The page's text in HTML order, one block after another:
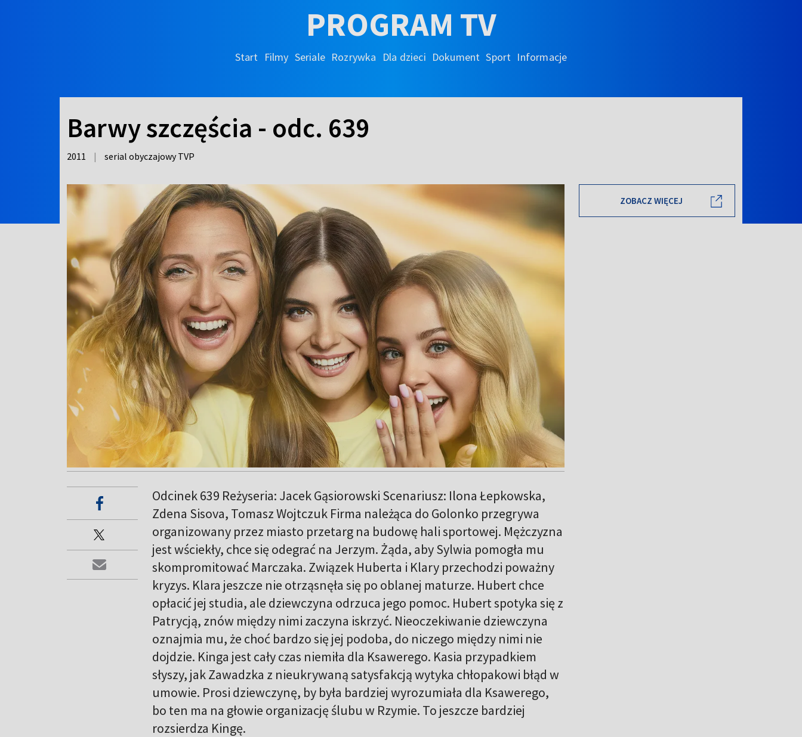
PROGRAM TV
Start Filmy Seriale Rozrywka Dla dzieci Dokument Sport Informacje
Barwy szczęścia - odc. 639
2011 | serial obyczajowy TVP
Odcinek 639 Reżyseria: Jacek Gąsiorowski Scenariusz: Ilona Łepkowska,
Zdena Sisova, Tomasz Wojtczuk Firma należąca do Golonko przegrywa
organizowany przez miasto przetarg na budowę hali sportowej. Mężczyzna
jest wściekły, chce się odegrać na Jerzym. Żąda, aby Sylwia pomogła mu
skompromitować Marczaka. Związek Huberta i Klary przechodzi poważny
kryzys. Klara jeszcze nie otrząsnęła się po oblanej maturze. Hubert chce
opłacić jej studia, ale dziewczyna odrzuca jego pomoc. Hubert spotyka się z
Patrycją, znów między nimi zaczyna iskrzyć. Nieoczekiwanie dziewczyna
oznajmia mu, że choć bardzo się jej podoba, do niczego między nimi nie
dojdzie. Kinga jest cały czas niemiła dla Ksawerego. Kasia przypadkiem
słyszy, jak Zawadzka z nieukrywaną satysfakcją wytyka chłopakowi błąd w
umowie. Prosi dziewczynę, by była bardziej wyrozumiała dla Ksawerego,
bo ten ma na głowie organizację ślubu w Rzymie. To jeszcze bardziej
rozsierdza Kingę.
ZOBACZ WIĘCEJ